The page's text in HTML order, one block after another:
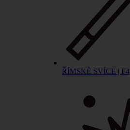
ŘÍMSKÉ SVÍCE | F4